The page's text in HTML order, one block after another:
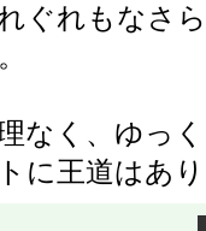
ぐれもなさ
なく、ゆっ
に王道はあ